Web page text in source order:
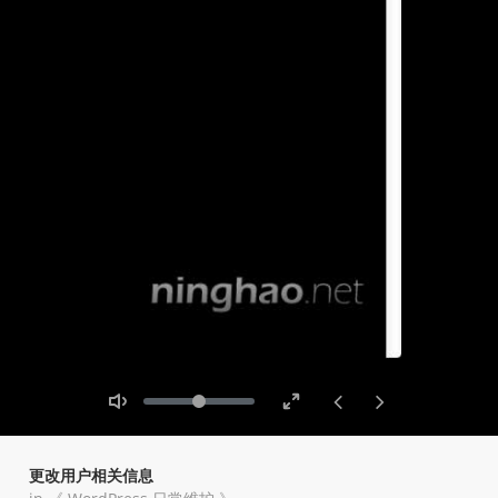
Volume
更改用户相关信息